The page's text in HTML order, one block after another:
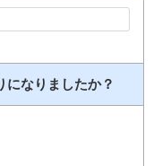
になりましたか？